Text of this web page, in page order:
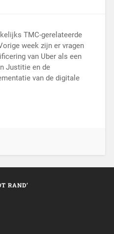
TMC-gerelateerde
week zijn er vragen
van Uber als een
Justitie en de
van de digitale
RAND’